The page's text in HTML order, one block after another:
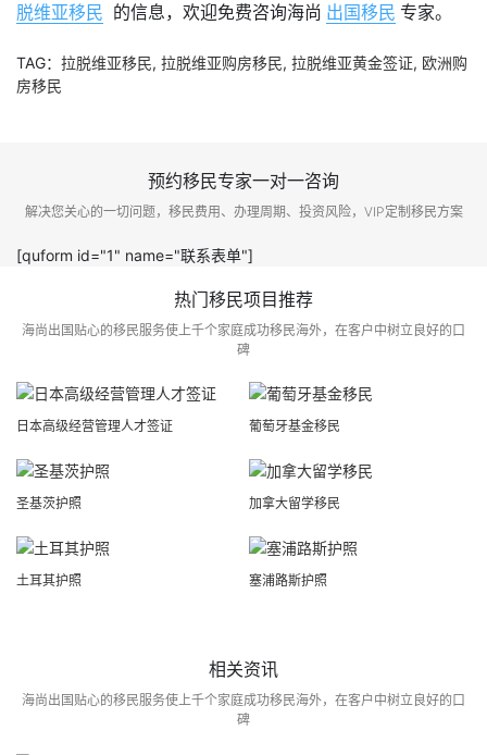
脱维亚移民 的信息，欢迎免费咨询海尚 出国移民 专家。
TAG： 拉脱维亚移民, 拉脱维亚购房移民, 拉脱维亚黄金签证, 欧洲购
房移民
预约移民专家一对一咨询
解决您关心的一切问题，移民费用、办理周期、投资风险，VIP定制移民方案
[quform id="1" name="联系表单"]
热门移民项目推荐
海尚出国贴心的移民服务使上千个家庭成功移民海外，在客户中树立良好的口
碑
日本高级经营管理人才签证 葡萄牙基金移民
圣基茨护照 加拿大留学移民
土耳其护照 塞浦路斯护照
相关资讯
海尚出国贴心的移民服务使上千个家庭成功移民海外，在客户中树立良好的口
碑